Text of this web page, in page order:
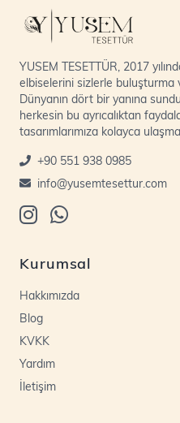
YUSEM TESETTÜR, 2017
elbiselerini sizlerle buluşturma
Dünyanın dört bir yanına
herkesin bu ayrıcalıktan
tasarımlarımıza kolayca
+90 551 938 0985
info@yusemtesettur.com
Kurumsal
Hakkımızda
Blog
KVKK
Yardım
İletişim